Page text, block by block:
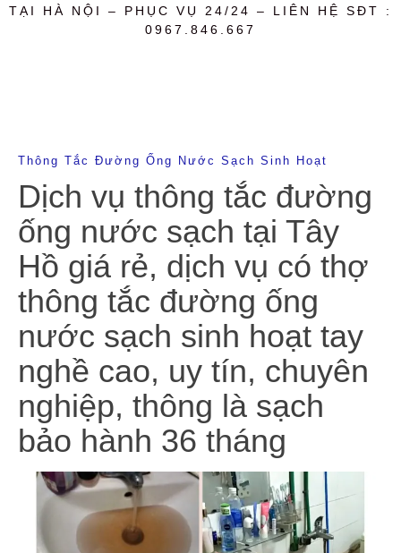
TẠI HÀ NỘI – PHỤC VỤ 24/24 – LIÊN HỆ SĐT :
0967.846.667
Thông Tắc Đường Ống Nước Sạch Sinh Hoạt
Dịch vụ thông tắc đường
ống nước sạch tại Tây
Hồ giá rẻ, dịch vụ có thợ
thông tắc đường ống
nước sạch sinh hoạt tay
nghề cao, uy tín, chuyên
nghiệp, thông là sạch
bảo hành 36 tháng